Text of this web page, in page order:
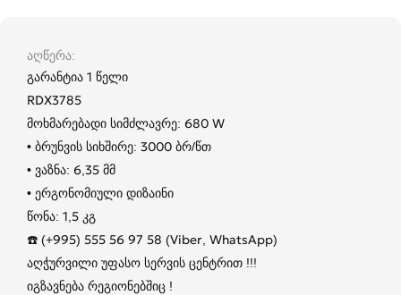
აღწერა
გარანტია 1 წელი
RDX3785
მოხმარებადი სიმძლავრე: 680 W
• ბრუნვის სიხშირე: 3000 ბრ/წთ
• ვაზნა: 6,35 მმ
• ერგონომიული დიზაინი
წონა: 1,5 კგ
☎️ (+995) 555 56 97 58 (Viber, WhatsApp)
აღჭურვილი უფასო სერვის ცენტრით !!!
იგზავნება რეგიონებშიც !